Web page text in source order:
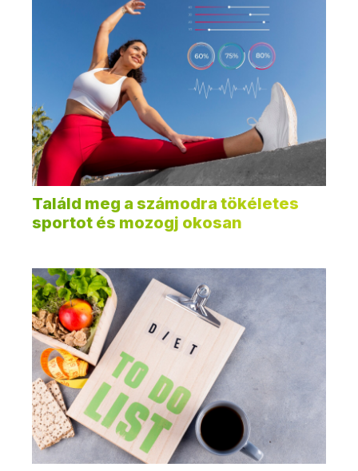
Találd meg a számodra tökéletes
sportot és mozogj okosan